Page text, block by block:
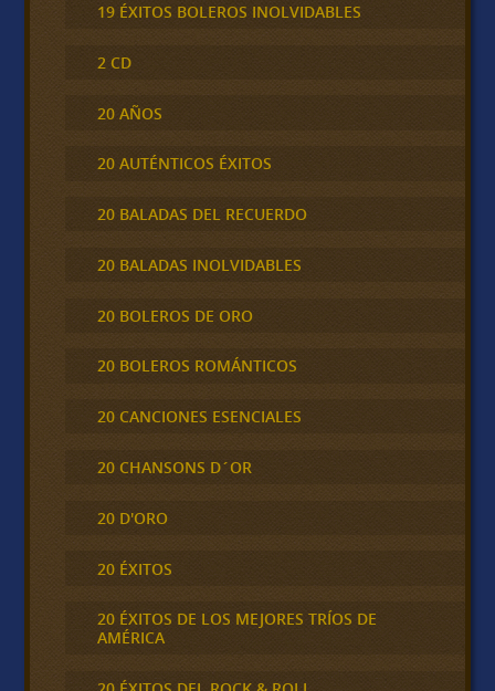
19 ÉXITOS BOLEROS INOLVIDABLES
2 CD
20 AÑOS
20 AUTÉNTICOS ÉXITOS
20 BALADAS DEL RECUERDO
20 BALADAS INOLVIDABLES
20 BOLEROS DE ORO
20 BOLEROS ROMÁNTICOS
20 CANCIONES ESENCIALES
20 CHANSONS D´OR
20 D'ORO
20 ÉXITOS
20 ÉXITOS DE LOS MEJORES TRÍOS DE
AMÉRICA